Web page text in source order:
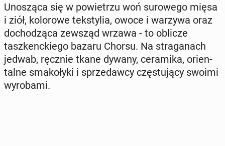
Un­oszą­ca się w powi­etrzu woń surowego mięsa
i ziół, kolorowe tek­stylia, owoce i warzywa oraz
do­chodzą­ca zewsząd wrzawa - to oblicze
taszkenck­iego bazaru Chorsu. Na stra­ganach
jedwab, ręcznie tkane dywany, ce­rami­ka, ori­en­
talne smakoły­ki i sprzedaw­cy częs­tu­ją­cy swoimi
wyroba­mi.